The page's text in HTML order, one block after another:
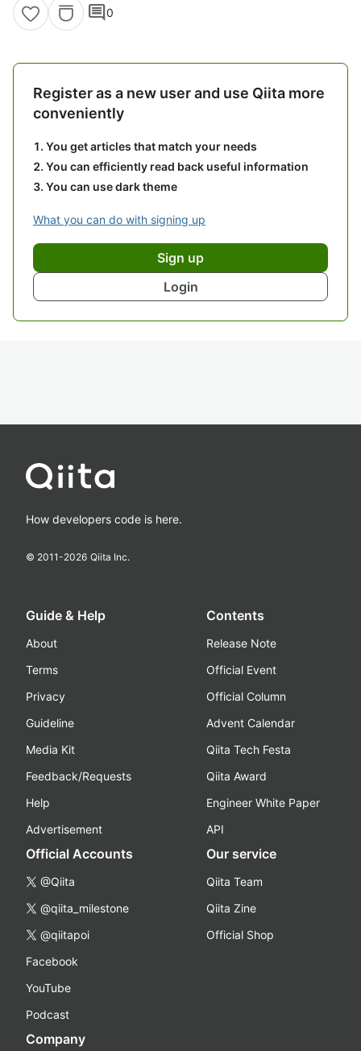
comment0
Register as a new user and use Qiita more
conveniently
You get articles that match your needs
You can efficiently read back useful information
You can use dark theme
What you can do with signing up
Sign up
Login
How developers code is here.
© 2011-2026 Qiita Inc.
Guide & Help
About
Terms
Privacy
Guideline
Media Kit
Feedback/Requests
Help
Advertisement
Contents
Release Note
Official Event
Official Column
Advent Calendar
Qiita Tech Festa
Qiita Award
Engineer White Paper
API
Official Accounts
@Qiita
@qiita_milestone
@qiitapoi
Facebook
YouTube
Podcast
Our service
Qiita Team
Qiita Zine
Official Shop
Company